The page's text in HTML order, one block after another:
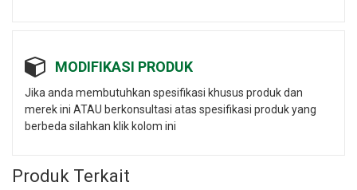
MODIFIKASI PRODUK
Jika anda membutuhkan spesifikasi khusus produk dan
merek ini ATAU berkonsultasi atas spesifikasi produk yang
berbeda silahkan klik kolom ini
Produk Terkait